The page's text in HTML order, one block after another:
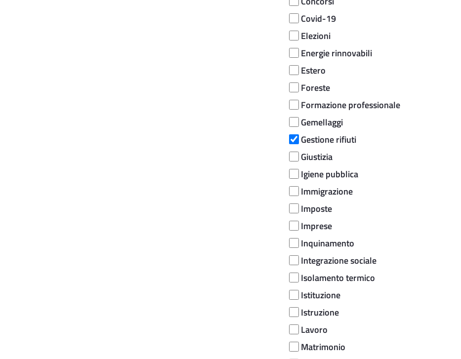
Covid-19
Elezioni
Energie rinnovabili
Estero
Foreste
Formazione professionale
Gemellaggi
Gestione rifiuti
Giustizia
Igiene pubblica
Immigrazione
Imposte
Imprese
Inquinamento
Integrazione sociale
Isolamento termico
Istituzione
Istruzione
Lavoro
Matrimonio